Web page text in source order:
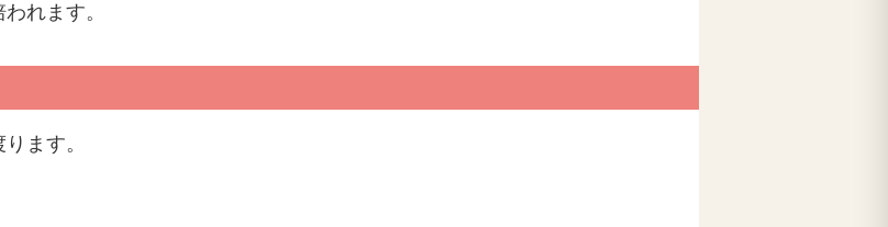
れます。
ます。